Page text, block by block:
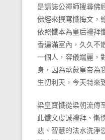
是請誌公禪師搜尋佛
佛經來撰寫懺悔文，
依照懺本為皇后禮拜
香遍滿室內，久久不
一個人，容儀端麗，
身，因為承蒙皇帝為
生忉利天，今天特來
梁皇寶懺從梁朝流傳
此懺文虔誠禮拜、慚
悲、智慧的法水洗淨